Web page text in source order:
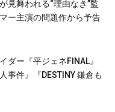
見舞われる“理由なき”監
ー主演の問題作から予告
ダー『平ジェネFINAL』
事件』『DESTINY 鎌倉も